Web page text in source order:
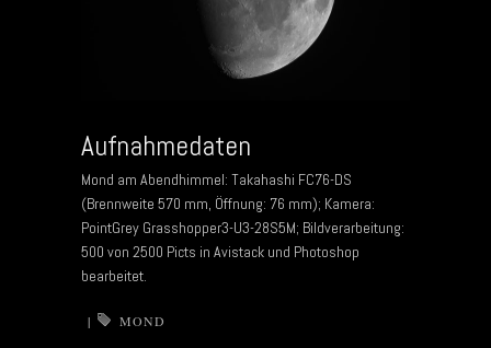
Aufnahmedaten
Mond am Abendhimmel: Takahashi FC76-DS
(Brennweite 570 mm, Öffnung: 76 mm); Kamera:
PointGrey Grasshopper3-U3-28S5M; Bildverarbeitung:
500 von 2500 Picts in Avistack und Photoshop
bearbeitet.
| MOND